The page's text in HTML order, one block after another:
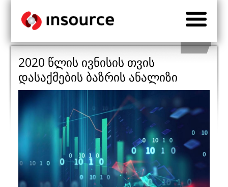
2020 წლის ივნისის თვის
დასაქმების ბაზრის ანალიზი